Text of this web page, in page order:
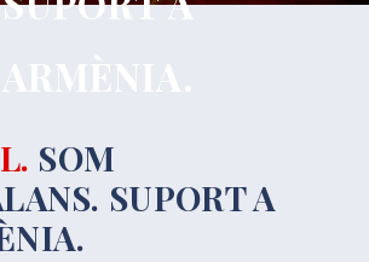
SOM
SUPORT A